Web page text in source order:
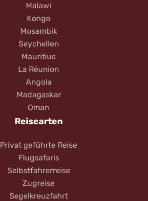
Malawi
Kongo
Mosambik
Seychellen
Mauritius
La Réunion
Angola
Madagaskar
Oman
Reisearten
Privat geführte Reise
Flugsafaris
Selbstfahrerreise
Zugreise
Segelkreuzfahrt